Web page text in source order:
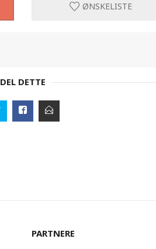
ØNSKELISTE
DEL DETTE
PARTNERE